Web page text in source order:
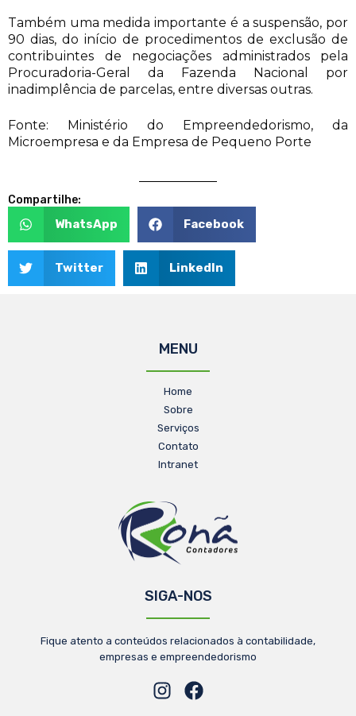
Também uma medida importante é a suspensão, por
90 dias, do início de procedimentos de exclusão de
contribuintes de negociações administrados pela
Procuradoria-Geral da Fazenda Nacional por
inadimplência de parcelas, entre diversas outras.
Fonte: Ministério do Empreendedorismo, da
Microempresa e da Empresa de Pequeno Porte
Compartilhe:
WhatsApp Facebook
Twitter LinkedIn
MENU
Home
Sobre
Serviços
Contato
Intranet
SIGA-NOS
Fique atento a conteúdos relacionados à contabilidade,
empresas e empreendedorismo